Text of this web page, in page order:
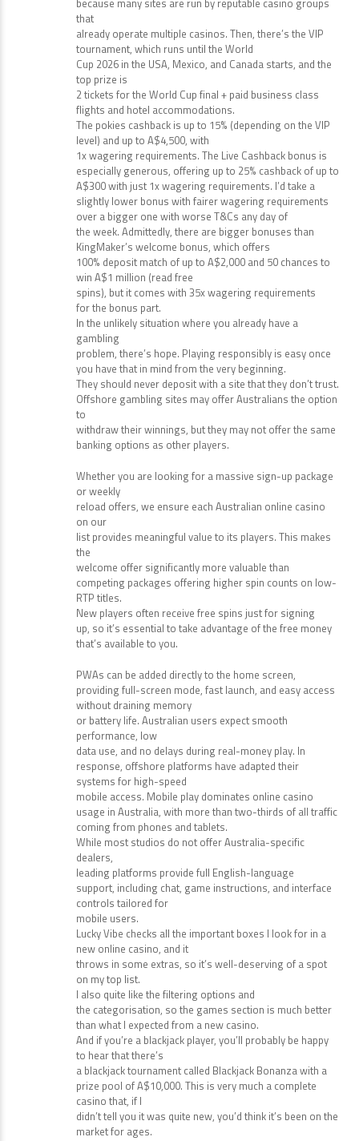
because many sites are run by reputable casino groups
that
already operate multiple casinos. Then, there’s the VIP
tournament, which runs until the World
Cup 2026 in the USA, Mexico, and Canada starts, and the
top prize is
2 tickets for the World Cup final + paid business class
flights and hotel accommodations.
The pokies cashback is up to 15% (depending on the VIP
level) and up to A$4,500, with
1x wagering requirements. The Live Cashback bonus is
especially generous, offering up to 25% cashback of up to
A$300 with just 1x wagering requirements. I’d take a
slightly lower bonus with fairer wagering requirements
over a bigger one with worse T&Cs any day of
the week. Admittedly, there are bigger bonuses than
KingMaker’s welcome bonus, which offers
100% deposit match of up to A$2,000 and 50 chances to
win A$1 million (read free
spins), but it comes with 35x wagering requirements
for the bonus part.
In the unlikely situation where you already have a
gambling
problem, there’s hope. Playing responsibly is easy once
you have that in mind from the very beginning.
They should never deposit with a site that they don’t trust.
Offshore gambling sites may offer Australians the option
to
withdraw their winnings, but they may not offer the same
banking options as other players.
Whether you are looking for a massive sign-up package
or weekly
reload offers, we ensure each Australian online casino
on our
list provides meaningful value to its players. This makes
the
welcome offer significantly more valuable than
competing packages offering higher spin counts on low-
RTP titles.
New players often receive free spins just for signing
up, so it’s essential to take advantage of the free money
that’s available to you.
PWAs can be added directly to the home screen,
providing full-screen mode, fast launch, and easy access
without draining memory
or battery life. Australian users expect smooth
performance, low
data use, and no delays during real-money play. In
response, offshore platforms have adapted their
systems for high-speed
mobile access. Mobile play dominates online casino
usage in Australia, with more than two-thirds of all traffic
coming from phones and tablets.
While most studios do not offer Australia-specific
dealers,
leading platforms provide full English-language
support, including chat, game instructions, and interface
controls tailored for
mobile users.
Lucky Vibe checks all the important boxes I look for in a
new online casino, and it
throws in some extras, so it’s well-deserving of a spot
on my top list.
I also quite like the filtering options and
the categorisation, so the games section is much better
than what I expected from a new casino.
And if you’re a blackjack player, you’ll probably be happy
to hear that there’s
a blackjack tournament called Blackjack Bonanza with a
prize pool of A$10,000. This is very much a complete
casino that, if I
didn’t tell you it was quite new, you’d think it’s been on the
market for ages.